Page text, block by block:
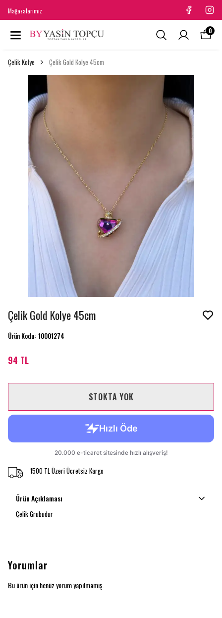
Mağazalarımız
0
Çelik Kolye Çelik Gold Kolye 45cm
Çelik Gold Kolye 45cm
Ürün Kodu: 10001274
94 TL
STOKTA YOK
1500 TL Üzeri Ücretsiz Kargo
Ürün Açıklaması
Çelik Grubudur
Yorumlar
Bu ürün için henüz yorum yapılmamış.